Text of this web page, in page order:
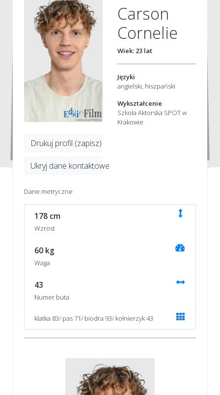
Drukuj profil (zapisz)
Ukryj dane kontaktowe
Carson
Cornelie
Wiek: 23 lat
Języki
angielski, hiszpański
Wykształcenie
Szkoła Aktorska SPOT w
Krakowie
Dane metryczne
178 cm
Wzrost
60 kg
Waga
43
Numer buta
klatka 83/ pas 71/ biodra 93/ kołnierzyk 43